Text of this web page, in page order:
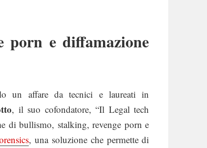
porn e diffamazione
un affare da tecnici e laureati in
, il suo cofondatore, “Il Legal tech
di bullismo, stalking, revenge porn e
, una soluzione che permette di